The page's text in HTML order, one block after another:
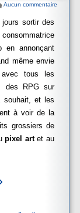
Aucun commentaire
sortir des
en annonçant
même envie
avec tous les
des RPG sur
souhait, et les
à voir de la
grossiers de
pixel artet au